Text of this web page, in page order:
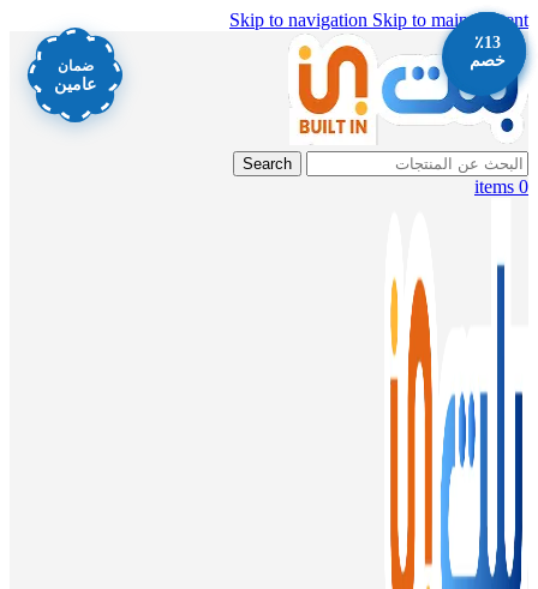
Skip to navigation Skip to main content
Search
0
items
٪12
خصم
ضمان
عامين
٪13
خصم
٪9
خصم
٪13
خصم